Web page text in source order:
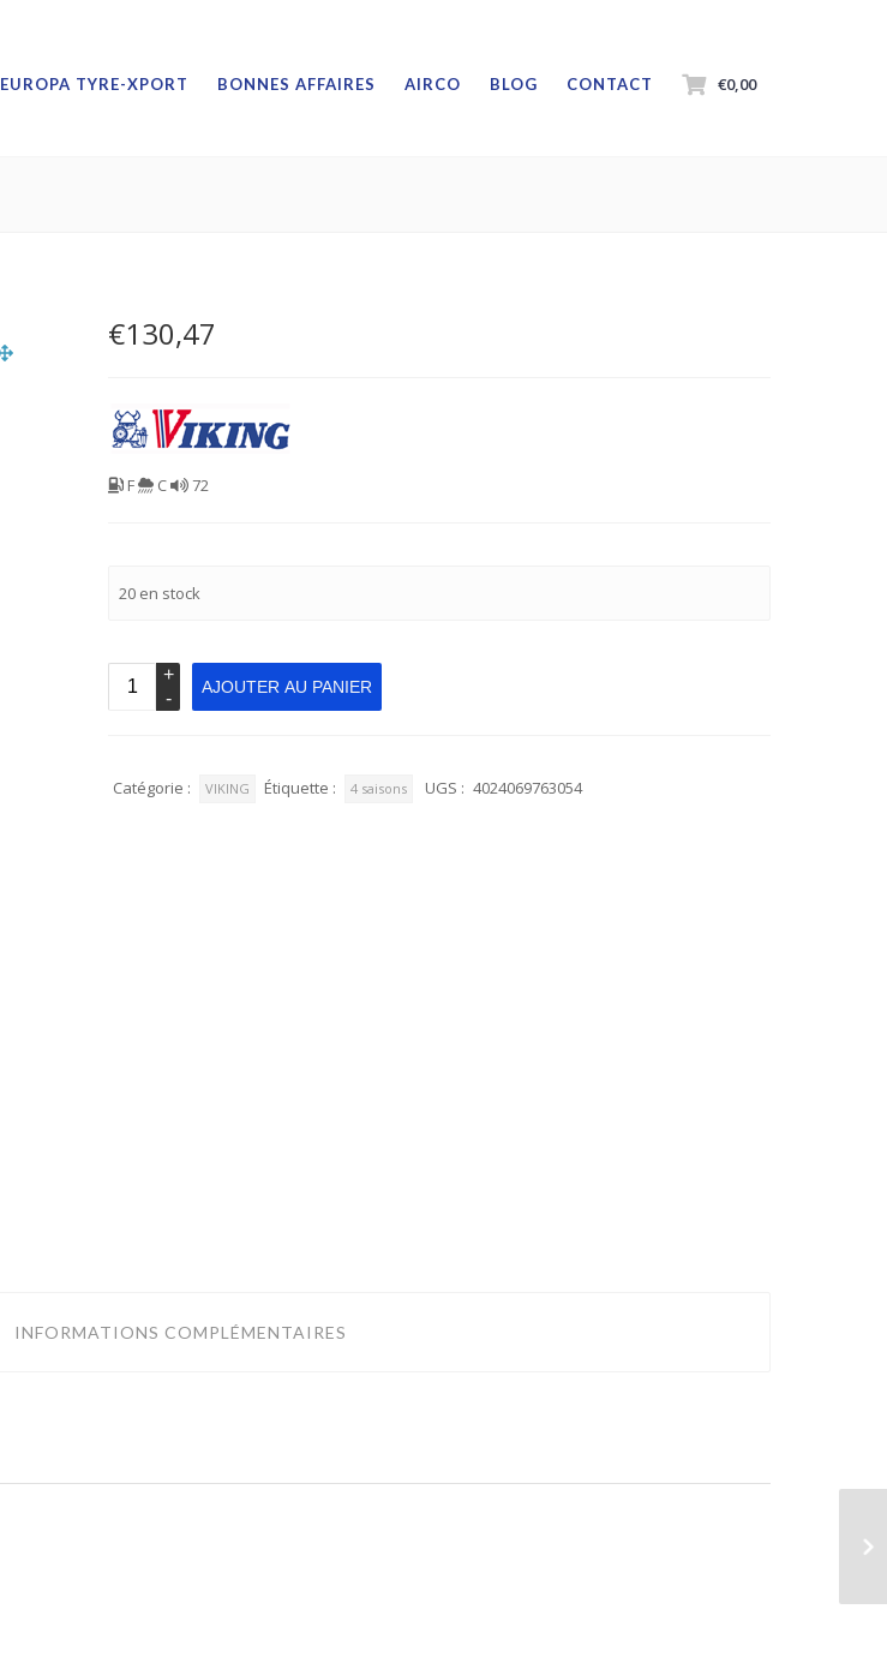
€0,00
EUROPA TYRE-XPORT BONNES AFFAIRES AIRCO BLOG CONTACT
€130,47
F C 72
20 en stock
AJOUTER AU PANIER
Catégorie : VIKING Étiquette : 4 saisons UGS : 4024069763054
INFORMATIONS COMPLÉMENTAIRES